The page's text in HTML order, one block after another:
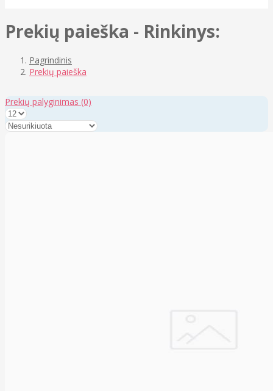
Prekių paieška - Rinkinys:
Pagrindinis
Prekių paieška
Prekių palyginimas (0)